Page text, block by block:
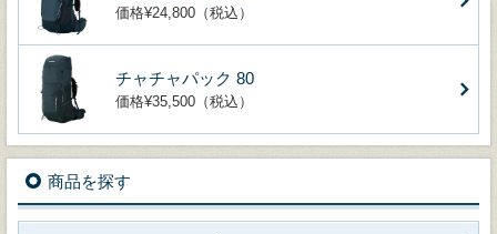
価格¥24,800（税込）
チャチャパック 80
価格¥35,500（税込）
商品を探す